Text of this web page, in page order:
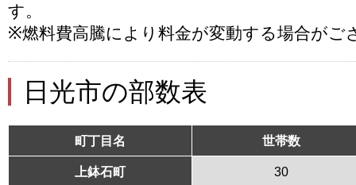
す。
※燃料費高騰により料金が変動する場合がご
日光市の部数表
町丁目名 世帯数
上鉢石町 30